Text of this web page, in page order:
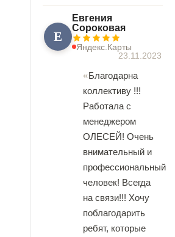
Е
Евгения
Сороковая
Яндекс.Карты
23.11.2023
Благодарна
коллективу !!!
Работала с
менеджером
ОЛЕСЕЙ! Очень
внимательный и
профессиональный
человек! Всегда
на связи!!! Хочу
поблагодарить
ребят, которые